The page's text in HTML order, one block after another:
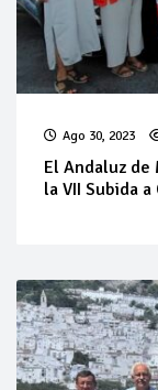
Ago 30, 2023
El Andaluz de
la VII Subida